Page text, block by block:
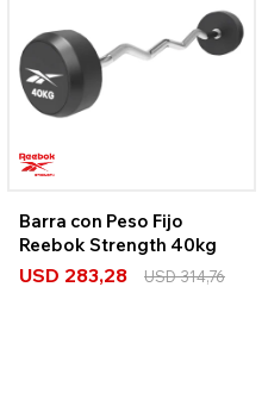
Barra con Peso Fijo
Reebok Strength 40kg
USD 283,28 USD314,76